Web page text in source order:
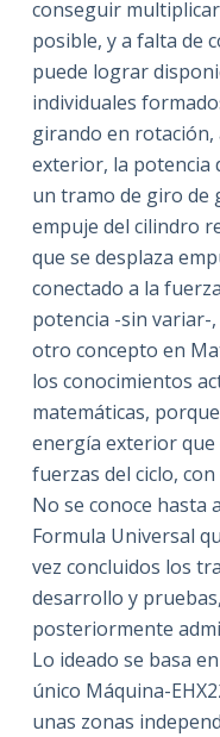
conseguir
posible, y a falta de
puede lograr
individuales
girando en rotación,
exterior, la potencia
un tramo de giro de
empuje del cilindro
que se desplaza
conectado a la
potencia -sin variar-
otro concepto en
los conocimientos
matemáticas,
energía exterior
fuerzas del ciclo,
No se conoce hasta
Formula Universal
vez concluidos los
desarrollo y
posteriormente
Lo ideado se basa
único Máquina-
unas zonas